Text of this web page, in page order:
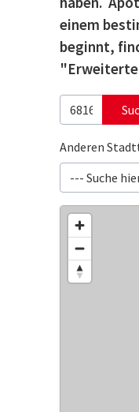
einem
beginnt,
"Erweiterte
Anderen